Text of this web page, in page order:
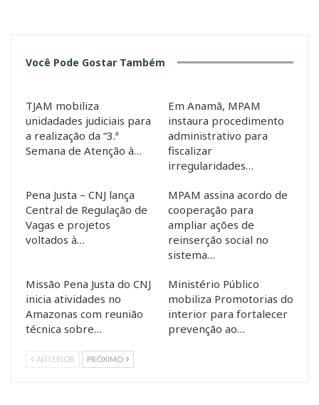
Você Pode Gostar Também
TJAM mobiliza
unidadades judiciais para
a realização da “3.ª
Semana de Atenção à…
Em Anamã, MPAM
instaura procedimento
administrativo para
fiscalizar
irregularidades…
Pena Justa – CNJ lança
Central de Regulação de
Vagas e projetos
voltados à…
MPAM assina acordo de
cooperação para
ampliar ações de
reinserção social no
sistema…
Missão Pena Justa do CNJ
inicia atividades no
Amazonas com reunião
técnica sobre…
Ministério Público
mobiliza Promotorias do
interior para fortalecer
prevenção ao…
ANTERIOR PRÓXIMO